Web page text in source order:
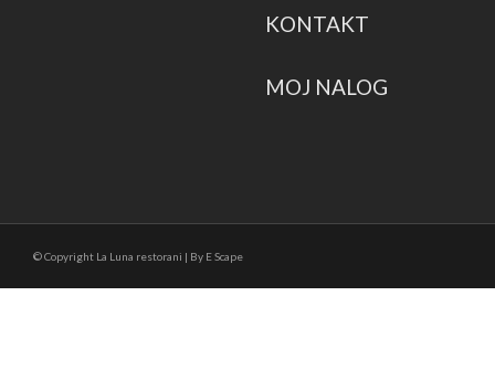
KONTAKT
MOJ NALOG
© Copyright La Luna restorani | By E Scape